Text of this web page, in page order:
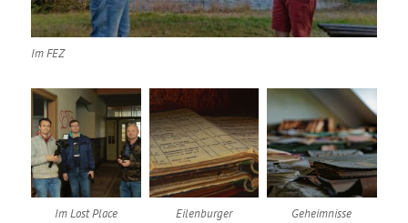
Im FEZ
Im Lost Place
Eilenburger
Geheimnisse